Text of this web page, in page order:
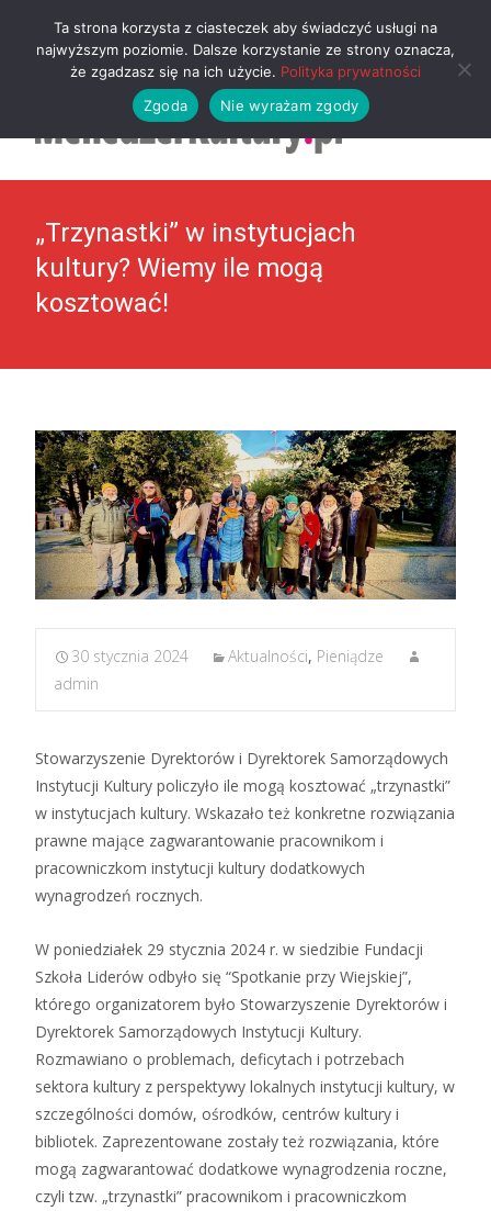
„Trzynastki” w instytucjach
kultury? Wiemy ile mogą
kosztować!
30 stycznia 2024 Aktualności, Pieniądze
admin
Stowarzyszenie Dyrektorów i Dyrektorek Samorządowych
Instytucji Kultury policzyło ile mogą kosztować „trzynastki”
w instytucjach kultury. Wskazało też konkretne rozwiązania
prawne mające zagwarantowanie pracownikom i
pracowniczkom instytucji kultury dodatkowych
wynagrodzeń rocznych.
W poniedziałek 29 stycznia 2024 r. w siedzibie Fundacji
Szkoła Liderów odbyło się “Spotkanie przy Wiejskiej”,
którego organizatorem było Stowarzyszenie Dyrektorów i
Dyrektorek Samorządowych Instytucji Kultury.
Rozmawiano o problemach, deficytach i potrzebach
sektora kultury z perspektywy lokalnych instytucji kultury, w
szczególności domów, ośrodków, centrów kultury i
bibliotek. Zaprezentowane zostały też rozwiązania, które
mogą zagwarantować dodatkowe wynagrodzenia roczne,
czyli tzw. „trzynastki” pracownikom i pracowniczkom
MENU
Ta strona korzysta z ciasteczek aby świadczyć usługi na
najwyższym poziomie. Dalsze korzystanie ze strony oznacza,
że zgadzasz się na ich użycie. Polityka prywatności
Zgoda
Nie wyrażam zgody